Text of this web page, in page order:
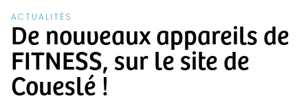
ACTUALITÉS
De nouveaux appareils de
FITNESS, sur le site de
Coueslé !